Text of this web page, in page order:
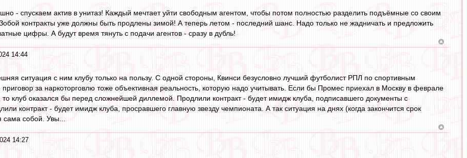
- спускаем актив в унитаз! Каждый мечтает уйти свободным агентом, чтобы потом полностью разделить подъёмные со своим
контракты уже должны быть продлены зимой! А теперь летом - последний шанс. Надо только не жадничать и предложить
цифры. А будут время тянуть с подачи агентов - сразу в дубль!
14:44
ситуация с ним клубу только на пользу. С одной стороны, Квинси безусловно лучший футболист РПЛ по спортивным
за наркоторговлю тоже объективная реальность, которую надо учитывать. Если бы Промес приехал в Москву в феврале
клуб оказался бы перед сложнейшей диллемой. Продлили контракт - будет имидж клуба, подписавшего документы с
контракт - будет имидж клуба, просравшего главную звезду чемпионата. А так ситуация на днях (когда закончится срок
сама собой. Увы...
14:27